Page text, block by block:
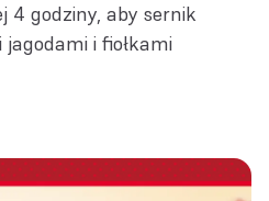
4 godziny, aby sernik
jagodami i fiołkami